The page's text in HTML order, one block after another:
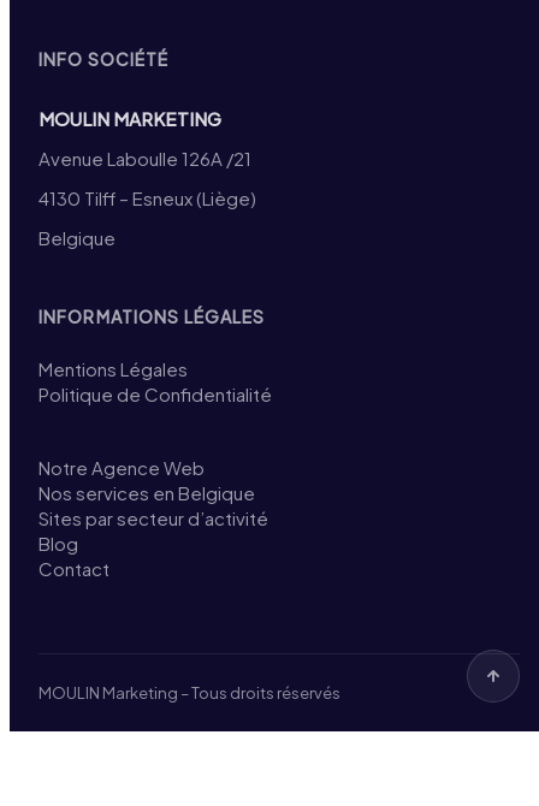
INFO SOCIÉTÉ
MOULIN MARKETING
Avenue Laboulle 126A /21
4130 Tilff – Esneux (Liège)
Belgique
INFORMATIONS LÉGALES
Mentions Légales
Politique de Confidentialité
Notre Agence Web
Nos services en Belgique
Sites par secteur d’activité
Blog
Contact
MOULIN Marketing – Tous droits réservés